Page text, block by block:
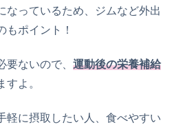
なっているため、ジムなど外出
もポイント！
要ないので、 運動後の栄養補給
すよ。
軽に摂取したい人、食べやすい